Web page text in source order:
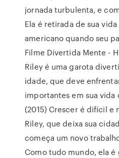
jornada turbulenta, e
Ela é retirada de sua
americano quando seu
Filme Divertida Mente -
Riley é uma garota
idade, que deve
importantes em sua
(2015) Crescer é difícil e
Riley, que deixa sua
começa um novo
Como tudo mundo, ela é